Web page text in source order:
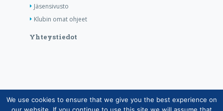
Jäsensivusto
Klubin omat ohjeet
Yhteystiedot
Copyright © Suomen Rotarypalvelu ry 2026 |
We use cookies to ensure that we give you the best experience on